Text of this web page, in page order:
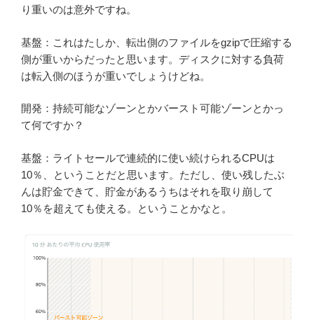
り重いのは意外ですね。
基盤：これはたしか、転出側のファイルをgzipで圧縮する
側が重いからだったと思います。ディスクに対する負荷
は転入側のほうが重いでしょうけどね。
開発：持続可能なゾーンとかバースト可能ゾーンとかっ
て何ですか？
基盤：ライトセールで連続的に使い続けられるCPUは
10％、ということだと思います。ただし、使い残したぶ
んは貯金できて、貯金があるうちはそれを取り崩して
10％を超えても使える。ということかなと。